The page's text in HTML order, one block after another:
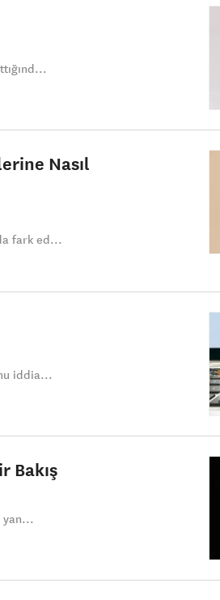
Nasıl
fark ed...
iddia...
Bakış
yan...